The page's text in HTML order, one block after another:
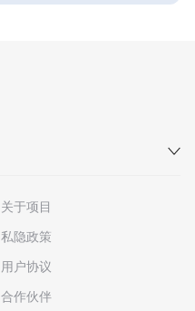
关于项目
私隐政策
用户协议
合作伙伴